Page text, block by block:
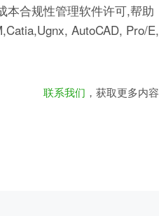
本合规性管理软件许可,帮助
AutoCAD, Pro/E,
联系我们 ，获取更多内容